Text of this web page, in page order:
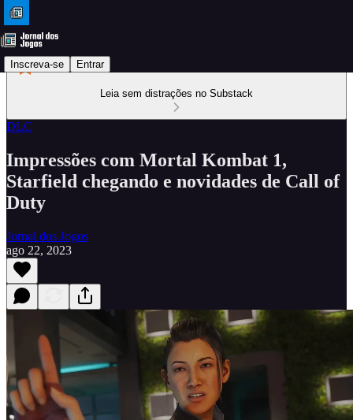
Inscreva-se Entrar
Leia sem distrações no Substack
DLC
Impressões com Mortal Kombat 1,
Starfield chegando e novidades de Call of
Duty
Jornal dos Jogos
ago 22, 2023